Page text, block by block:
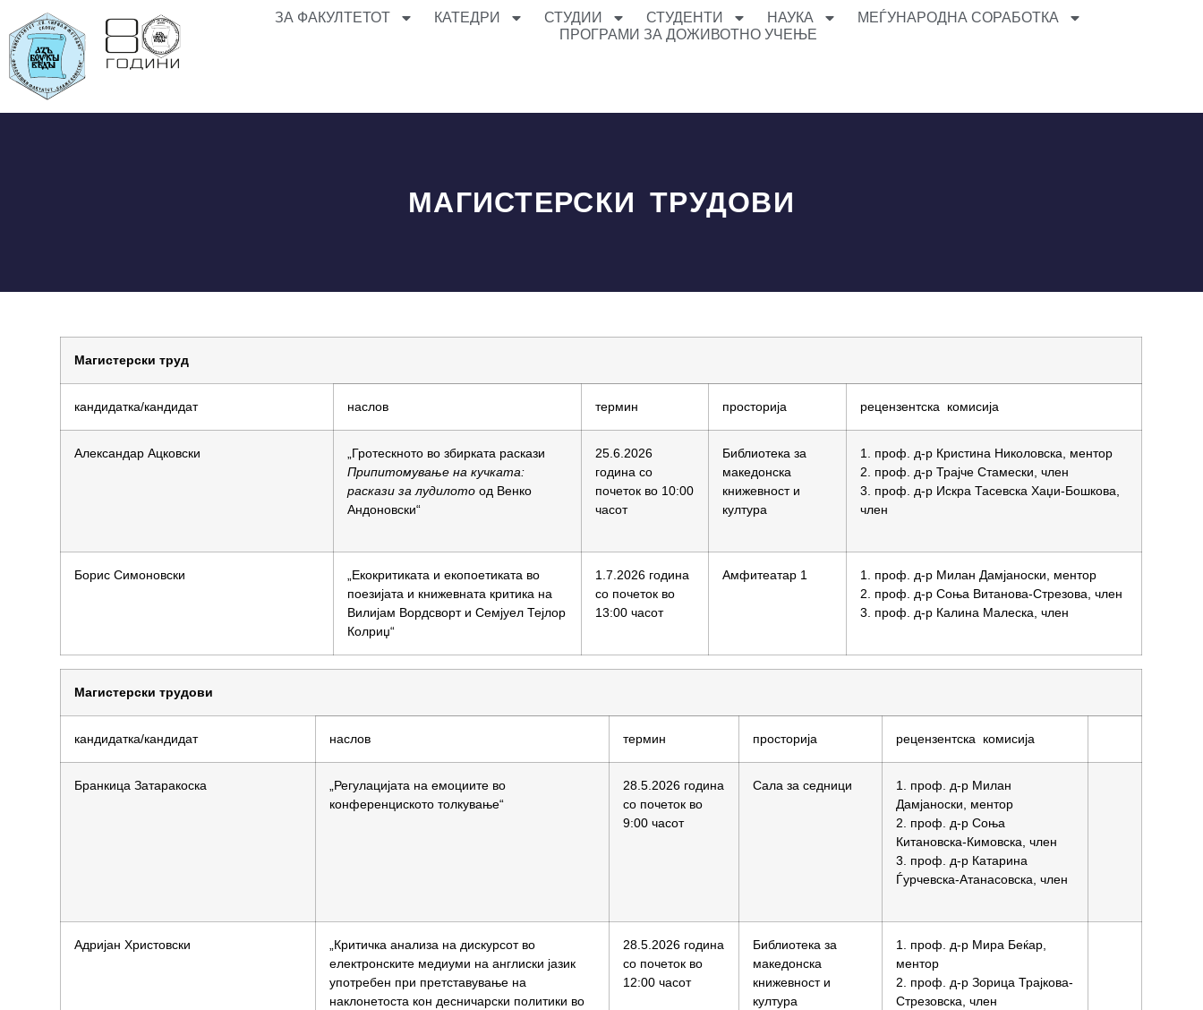
ЗА ФАКУЛТЕТОТ КАТЕДРИ СТУДИИ СТУДЕНТИ НАУКА
МЕЃУНАРОДНА СОРАБОТКА
ПРОГРАМИ ЗА ДОЖИВОТНО УЧЕЊЕ
МАГИСТЕРСКИ ТРУДОВИ
Магистерски труд
кандидатка/кандидат наслов термин просторија рецензентска комисија
Александар Ацковски
„Гротескното во збирката раскази
Припитомување на кучката:
раскази за лудилото од Венко
Андоновски“
25.6.2026
година со
почеток во 10:00
часот
Библиотека за
македонска
книжевност и
култура
1. проф. д-р Кристина Николовска, ментор
2. проф. д-р Трајче Стамески, член
3. проф. д-р Искра Тасевска Хаџи-Бошкова,
член
Борис Симоновски
„Екокритиката и екопоетиката во
поезијата и книжевната критика на
Вилијам Вордсворт и Семјуел Тејлор
Колриџ“
1.7.2026 година
со почеток во
13:00 часот
Амфитеатар 1
1. проф. д-р Милан Дамјаноски, ментор
2. проф. д-р Соња Витанова-Стрезова, член
3. проф. д-р Калина Малеска, член
Магистерски трудови
кандидатка/кандидат наслов термин просторија рецензентска комисија
Бранкица Затаракоска
„Регулацијата на емоциите во
конференциското толкување“
28.5.2026 година
со почеток во
9:00 часот
Сала за седници
1. проф. д-р Милан
Дамјаноски, ментор
2. проф. д-р Соња
Китановска-Кимовска, член
3. проф. д-р Катарина
Ѓурчевска-Атанасовска, член
Адријан Христовски
„Критичка анализа на дискурсот во
електронските медиуми на англиски јазик
употребен при претставување на
наклонетоста кон десничарски политики во
28.5.2026 година
со почеток во
12:00 часот
Библиотека за
македонска
книжевност и
култура
1. проф. д-р Мира Беќар,
ментор
2. проф. д-р Зорица Трајкова-
Стрезовска, член